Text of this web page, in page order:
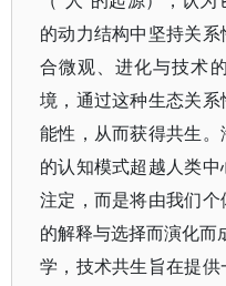
的动力结构中坚持关
合微观、进化与技术
境，通过这种生态关
能性，从而获得共生
的认知模式超越人类
注定，而是将由我们
的解释与选择而演化而
学，技术共生旨在提